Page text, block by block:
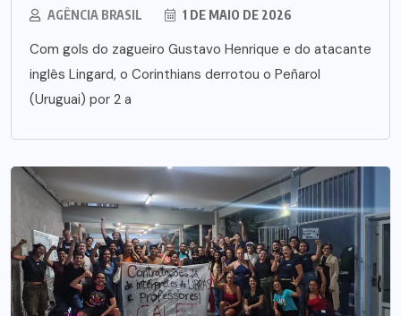
AGÊNCIA BRASIL 1 DE MAIO DE 2026
Com gols do zagueiro Gustavo Henrique e do atacante
inglês Lingard, o Corinthians derrotou o Peñarol
(Uruguai) por 2 a